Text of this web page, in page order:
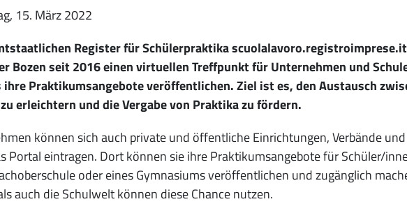
15. März 2022
Register für Schülerpraktika
Bozen seit 2016 einen virtuellen Treffpunkt für Unternehmen und
Praktikumsangebote veröffentlichen. Ziel ist es, den Austausch
erleichtern und die Vergabe von Praktika zu fördern.
können sich auch private und öffentliche Einrichtungen, Verbände
Portal eintragen. Dort können sie ihre Praktikumsangebote für Schüler/
oder eines Gymnasiums veröffentlichen und zugänglich
auch die Schulwelt können diese Chance nutzen.